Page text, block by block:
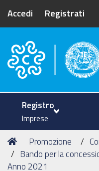
Accedi Registrati
Camera di
Registro
Imprese
Tu
sei
qui:
Home
Promozione
Bando per la
Anno 2021